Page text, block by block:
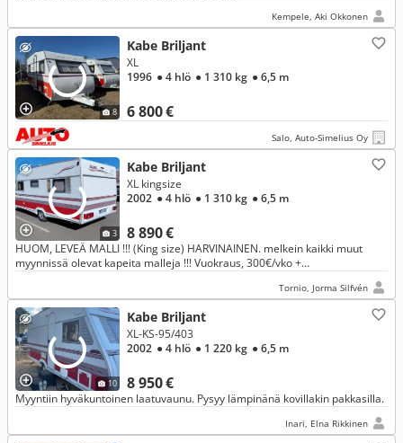
Kempele, Aki Okkonen
8
Kabe Briljant
6 800 €
XL
1996 ● 4 hlö ● 1 310 kg ● 6,5 m
Salo, Auto-Simelius Oy
3
Kabe Briljant
8 890 €
XL kingsize
2002 ● 4 hlö ● 1 310 kg ● 6,5 m
HUOM, LEVEÄ MALLI !!! (King size) HARVINAINEN. melkein kaikki muut
myynnissä olevat kapeita malleja !!! Vuokraus, 300€/vko +
Tornio, Jorma Silfvén
10
Kabe Briljant
8 950 €
XL-KS-95/403
2002 ● 4 hlö ● 1 220 kg ● 6,5 m
Myyntiin hyväkuntoinen laatuvaunu. Pysyy lämpinänä kovillakin pakkasilla.
Inari, Elna Rikkinen